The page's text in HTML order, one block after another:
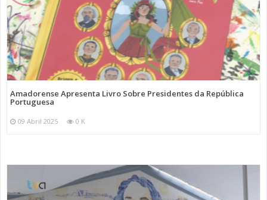
Amadorense Apresenta Livro Sobre Presidentes da República
Portuguesa
09 Abril 2025 0 K